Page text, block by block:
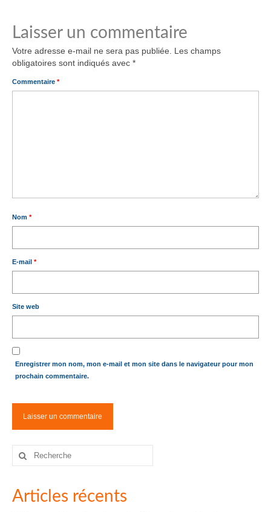
Laisser un commentaire
Votre adresse e-mail ne sera pas publiée.
Les champs
obligatoires sont indiqués avec *
Commentaire *
Nom *
E-mail *
Site web
Enregistrer mon nom, mon e-mail et mon site dans le navigateur pour mon
prochain commentaire.
Rechercher
Articles récents